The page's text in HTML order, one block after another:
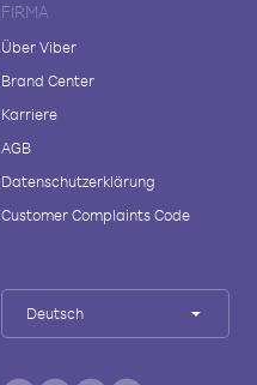
FIRMA
Über Viber
Brand Center
Karriere
AGB
Datenschutzerklärung
Customer Complaints Code
Deutsch